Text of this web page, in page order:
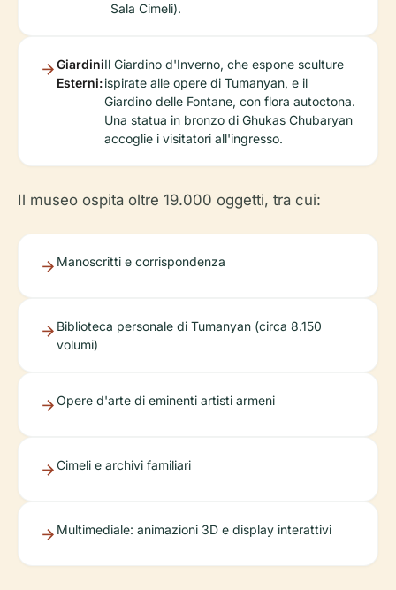
Sala Cimeli).
Giardini
Esterni:
Il Giardino d'Inverno, che espone sculture
ispirate alle opere di Tumanyan, e il
Giardino delle Fontane, con flora autoctona.
Una statua in bronzo di Ghukas Chubaryan
accoglie i visitatori all'ingresso.
Il museo ospita oltre 19.000 oggetti, tra cui:
Manoscritti e corrispondenza
Biblioteca personale di Tumanyan (circa 8.150
volumi)
Opere d'arte di eminenti artisti armeni
Cimeli e archivi familiari
Multimediale: animazioni 3D e display interattivi